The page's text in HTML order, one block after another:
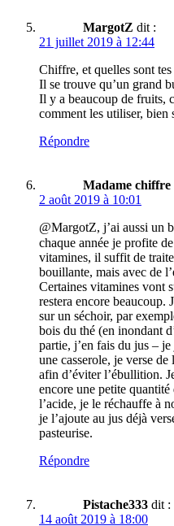
MargotZ dit :
21 juillet 2019 à 12:44
Chiffre, et quelles sont
Il se trouve qu’un grand
Il y a beaucoup de fruits,
comment les utiliser, bien
Répondre
Madame chiffre
2 août 2019 à 10:01
@MargotZ, j’ai aussi un
chaque année je profite
vitamines, il suffit de
bouillante, mais avec de
Certaines vitamines vont
restera encore beaucoup.
sur un séchoir, par
bois du thé (en inondant
partie, j’en fais du jus –
une casserole, je verse
afin d’éviter l’ébullition.
encore une petite quantité
l’acide, je le réchauffe à
je l’ajoute au jus déjà
pasteurise.
Répondre
Pistache333 dit :
14 août 2019 à 18:00